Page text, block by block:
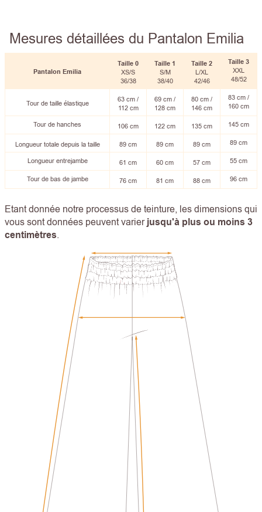
Mesures détaillées du Pantalon Emilia
Pantalon Emilia
Taille 0
XS/S
36/38
Taille 1
S/M
38/40
Taille 2
L/XL
42/46
Taille 3
XXL
48/52
Tour de taille élastique
63 cm /
112 cm
69 cm /
128 cm
80 cm /
146 cm
83 cm /
160 cm
Tour de hanches 106 cm 122 cm 135 cm 145 cm
Longueur totale depuis la taille 89 cm 89 cm 89 cm 89 cm
Longueur entrejambe 61 cm 60 cm 57 cm 55 cm
Tour de bas de jambe 76 cm 81 cm 88 cm 96 cm
Etant donnée notre processus de teinture, les dimensions qui
vous sont données peuvent varierjusqu'à plus ou moins 3
centimètres.